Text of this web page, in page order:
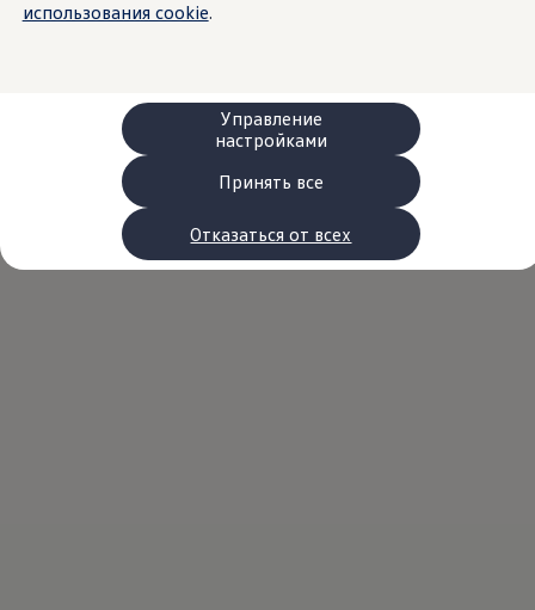
использования cookie.
Принять все
Отказаться от всех
Управление
настройками
Обслуживание автомобилей
Аксессуары
Персонализация
Настенная зарядная станция и кабели для
Важная информация для клиентов
Переработка и возврат продукции
Кампании по отзыву автомобилей
Предупредительные и контрольные
Обновления программного обеспечения
Обновления программного обеспечения для